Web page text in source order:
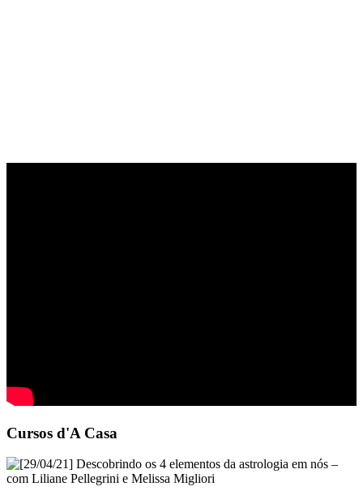
Cursos d'A Casa